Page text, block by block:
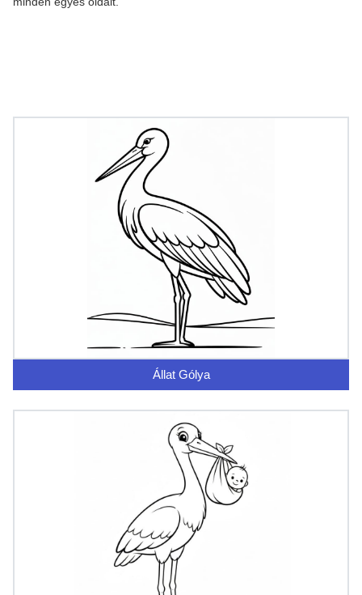
Állat Gólya